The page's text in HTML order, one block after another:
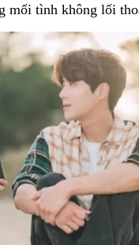
mối tình không lối